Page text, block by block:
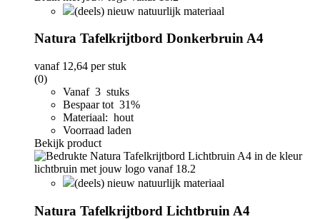
(deels) nieuw natuurlijk materiaal
Natura Tafelkrijtbord Donkerbruin A4
vanaf 12,64 per stuk
(0)
Vanaf 3 stuks
Bespaar tot 31%
Materiaal: hout
Voorraad laden
Bekijk product
(deels) nieuw natuurlijk materiaal
Natura Tafelkrijtbord Lichtbruin A4